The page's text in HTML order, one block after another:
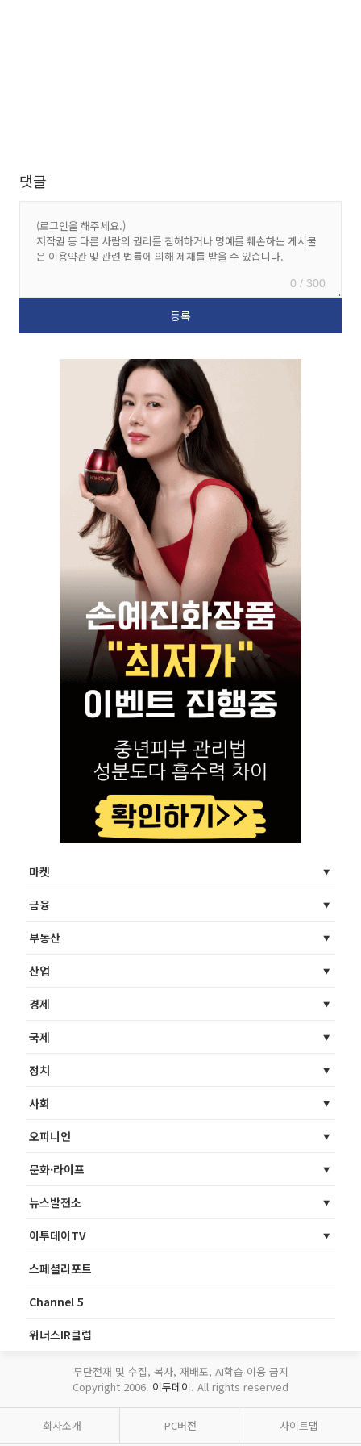
댓글
0 / 300
마켓
금융
부동산
산업
경제
국제
정치
사회
오피니언
문화·라이프
뉴스발전소
이투데이TV
스페셜리포트
Channel 5
위너스IR클럽
무단전재 및 수집, 복사, 재배포, AI학습 이용 금지
Copyright 2006. 이투데이. All rights reserved
회사소개 PC버전 사이트맵